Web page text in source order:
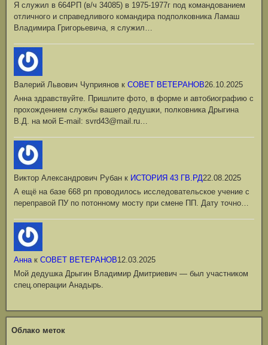
Я служил в 664РП (в/ч 34085) в 1975-1977г под командованием
отличного и справедливого командира подполковника Ламаш
Владимира Григорьевича, я служил…
Валерий Львович Чуприянов к СОВЕТ ВЕТЕРАНОВ26.10.2025
Анна здравствуйте. Пришлите фото, в форме и автобиографию с
прохождением службы вашего дедушки, полковника Дрыгина
В.Д. на мой Е-mail: svrd43@mail.ru…
Виктор Александрович Рубан к ИСТОРИЯ 43 ГВ.РД22.08.2025
А ещё на базе 668 рп проводилось исследовательское учение с
переправой ПУ по потонному мосту при смене ПП. Дату точно…
Аннак СОВЕТ ВЕТЕРАНОВ12.03.2025
Мой дедушка Дрыгин Владимир Дмитриевич — был участником
спец.операции Анадырь.
Облако меток